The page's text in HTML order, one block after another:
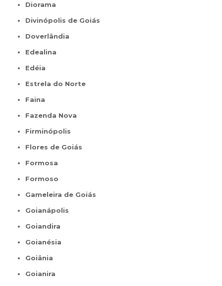
Diorama
Divinópolis de Goiás
Doverlândia
Edealina
Edéia
Estrela do Norte
Faina
Fazenda Nova
Firminópolis
Flores de Goiás
Formosa
Formoso
Gameleira de Goiás
Goianápolis
Goiandira
Goianésia
Goiânia
Goianira